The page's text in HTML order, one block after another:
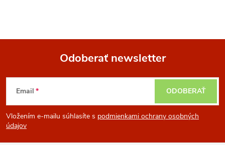
Z
á
p
Odoberať newsletter
Email
Vložením e-mailu súhlasíte s podmienkami ochrany osobných
údajov
ODOBERAŤ